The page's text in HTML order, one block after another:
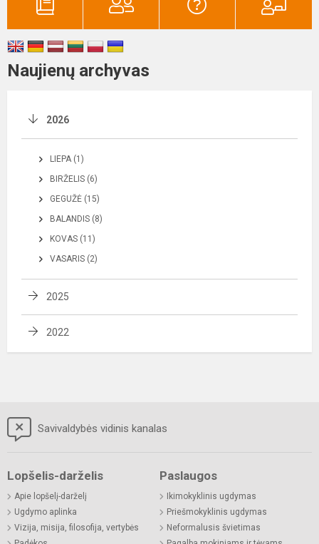
Naujienų archyvas
2026
LIEPA (1)
BIRŽELIS (6)
GEGUŽĖ (15)
BALANDIS (8)
KOVAS (11)
VASARIS (2)
2025
2022
Savivaldybės vidinis kanalas
Lopšelis-darželis
Apie lopšelį-darželį
Ugdymo aplinka
Vizija, misija, filosofija, vertybės
Paslaugos
Ikimokyklinis ugdymas
Priešmokyklinis ugdymas
Neformalusis švietimas